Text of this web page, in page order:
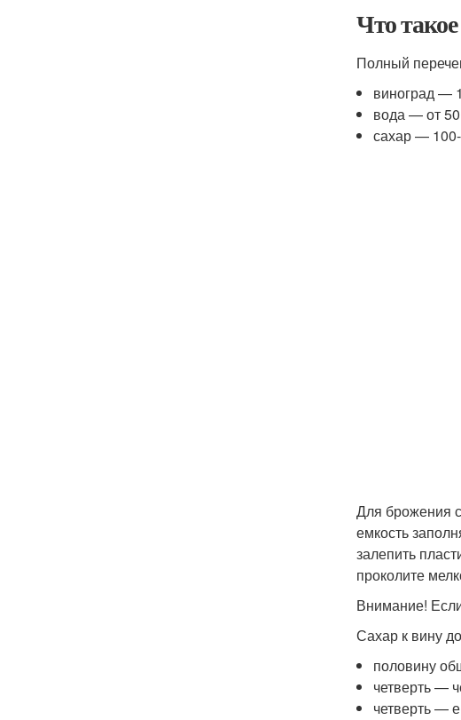
Что
Полный
виноград —
вода — от
сахар —
Для брожения
емкость
залепить
проколите
Внимание!
Сахар к вину
половину
четверть —
четверть —